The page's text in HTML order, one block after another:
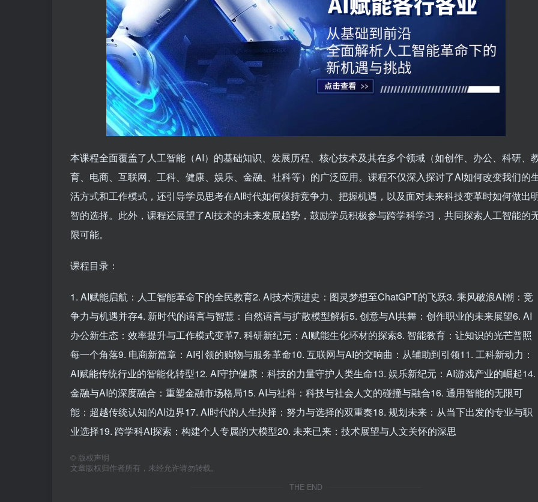
本课程全面覆盖了人工智能（AI）的基础知识、发展历程、核心技术及其在多个领域（如创作、办公、科研、
育、电商、互联网、工科、健康、娱乐、金融、社科等）的广泛应用。课程不仅深入探讨了AI如何改变我们的
活方式和工作模式，还引导学员思考在AI时代如何保持竞争力、把握机遇，以及面对未来科技变革时如何做出
智的选择。此外，课程还展望了AI技术的未来发展趋势，鼓励学员积极参与跨学科学习，共同探索人工智能的
限可能。
课程目录：
1. AI赋能启航：人工智能革命下的全民教育2. AI技术演进史：图灵梦想至ChatGPT的飞跃3. 乘风破浪AI潮：竞
争力与机遇并存4. 新时代的语言与智慧：自然语言与扩散模型解析5. 创意与AI共舞：创作职业的未来展望6. AI
办公新生态：效率提升与工作模式变革7. 科研新纪元：AI赋能生化环材的探索8. 智能教育：让知识的光芒普照
每一个角落9. 电商新篇章：AI引领的购物与服务革命10. 互联网与AI的交响曲：从辅助到引领11. 工科新动力：
AI赋能传统行业的智能化转型12. AI守护健康：科技的力量守护人类生命13. 娱乐新纪元：AI游戏产业的崛起14.
金融与AI的深度融合：重塑金融市场格局15. AI与社科：科技与社会人文的碰撞与融合16. 通用智能的无限可
能：超越传统认知的AI边界17. AI时代的人生抉择：努力与选择的双重奏18. 规划未来：从当下出发的专业与职
业选择19. 跨学科AI探索：构建个人专属的大模型20. 未来已来：技术展望与人文关怀的深思
© 版权声明
文章版权归作者所有，未经允许请勿转载。
THE END